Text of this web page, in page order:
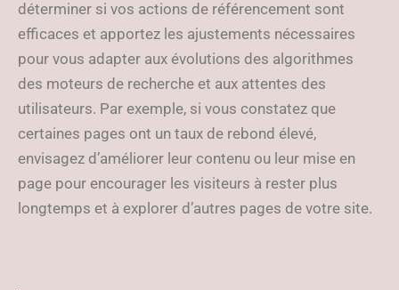
déterminer si vos actions de référencement sont
efficaces et apportez les ajustements nécessaires
pour vous adapter aux évolutions des algorithmes
des moteurs de recherche et aux attentes des
utilisateurs. Par exemple, si vous constatez que
certaines pages ont un taux de rebond élevé,
envisagez d’améliorer leur contenu ou leur mise en
page pour encourager les visiteurs à rester plus
longtemps et à explorer d’autres pages de votre site.